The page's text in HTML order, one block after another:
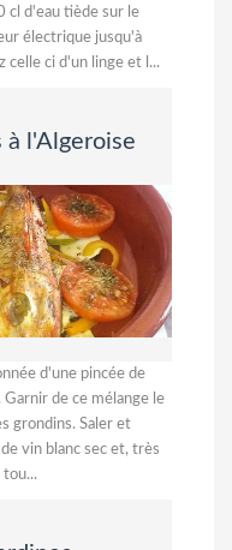
cl d'eau tiède sur le
électrique jusqu'à
celle ci d'un linge et l...
à l'Algeroise
d'une pincée de
de ce mélange le
grondins. Saler et
vin blanc sec et, très
tou...